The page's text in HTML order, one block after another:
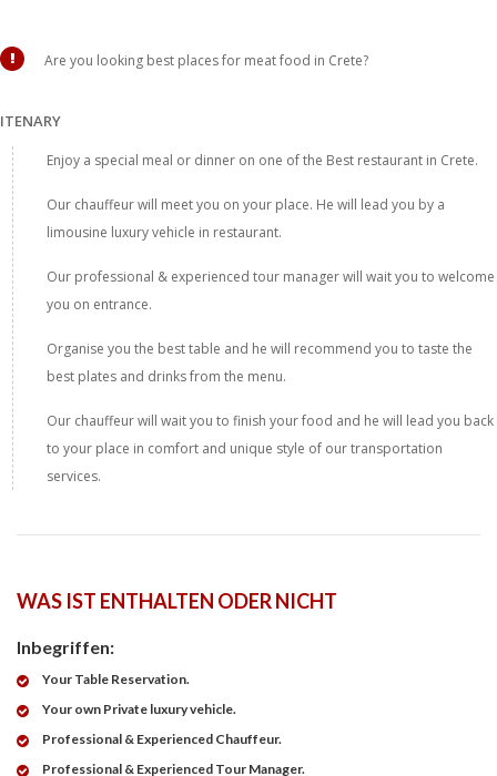
Are you looking best places for meat food in Crete?
ITENARY
Enjoy a special meal or dinner on one of the Best restaurant in Crete.
Our chauffeur will meet you on your place. He will lead you by a
limousine luxury vehicle in restaurant.
Our professional & experienced tour manager will wait you to welcome
you on entrance.
Organise you the best table and he will recommend you to taste the
best plates and drinks from the menu.
Our chauffeur will wait you to finish your food and he will lead you back
to your place in comfort and unique style of our transportation
services.
WAS IST ENTHALTEN ODER NICHT
Inbegriffen:
Your Table Reservation.
Your own Private luxury vehicle.
Professional & Experienced Chauffeur.
Professional & Experienced Tour Manager.